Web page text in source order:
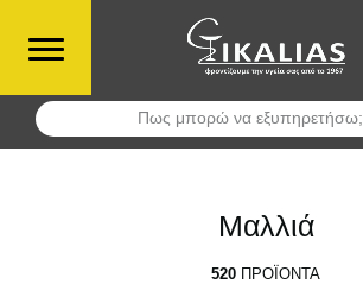
Πως μπορώ να εξυπηρετήσω;
Αναζήτηση
Μαλλιά
520 ΠΡΟΪΌΝΤΑ